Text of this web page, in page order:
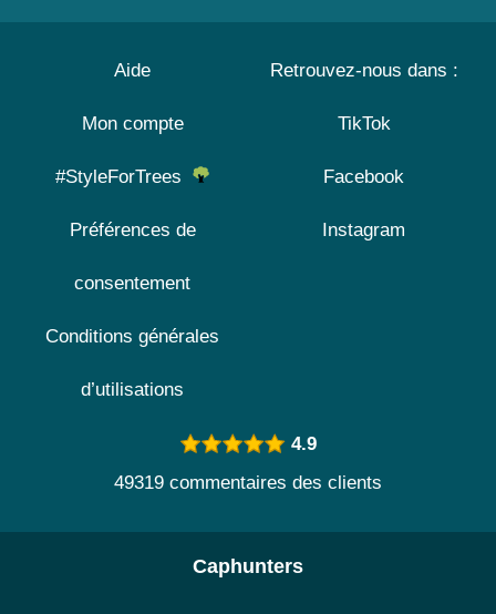
Aide
Mon compte
#StyleForTrees
Préférences de
consentement
Conditions générales
d’utilisations
Retrouvez-nous dans :
TikTok
Facebook
Instagram
4.9
49319 commentaires des clients
Caphunters